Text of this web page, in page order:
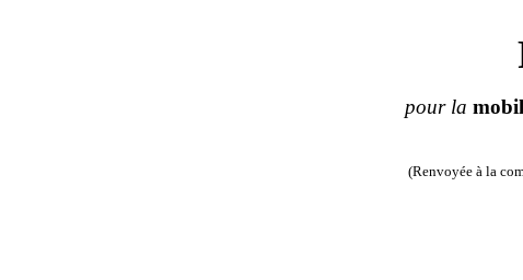
pour la
(Renvoyée à la